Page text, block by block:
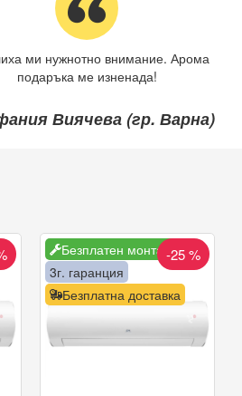
ми нужнотно внимание. Арома
подаръка ме изненада!
Виячева (гр. Варна)
Безплатен монтаж
Безплатна доставка
3г. гаранция
-25 %